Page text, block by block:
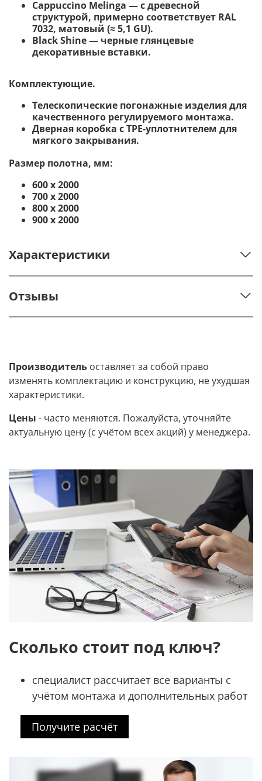
Cappuccino Melinga — с древесной
структурой, примерно соответствует RAL
7032, матовый (≈ 5,1 GU).
Black Shine — черные глянцевые
декоративные вставки.
Комплектующие.
Телескопические погонажные изделия для
качественного регулируемого монтажа.
Дверная коробка с TPE-уплотнителем для
мягкого закрывания.
Размер полотна, мм:
600 х 2000
700 х 2000
800 х 2000
900 х 2000
Характеристики
Отзывы
Производитель оставляет за собой право
изменять комплектацию и конструкцию, не ухудшая
характеристики.
Цены - часто меняются. Пожалуйста, уточняйте
актуальную цену (с учётом всех акций) у менеджера.
Сколько стоит под ключ?
специалист рассчитает все варианты с
учётом монтажа и дополнительных работ
Получите расчёт